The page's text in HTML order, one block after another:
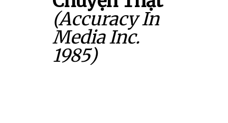
(Accuracy In
Media Inc.
1985)